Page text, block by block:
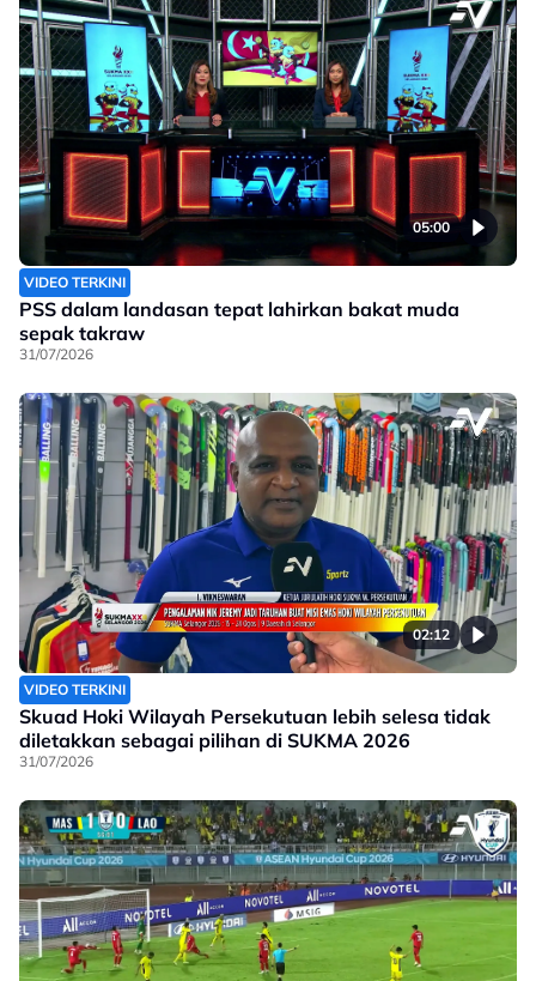
05:00
VIDEO TERKINI
PSS dalam landasan tepat lahirkan bakat muda
sepak takraw
31/07/2026
02:12
VIDEO TERKINI
Skuad Hoki Wilayah Persekutuan lebih selesa tidak
diletakkan sebagai pilihan di SUKMA 2026
31/07/2026